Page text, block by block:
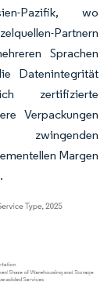
Pazifik, wo
Partnern
Sprachen
Datenintegrität
zertifizierte
Verpackungen
Margen